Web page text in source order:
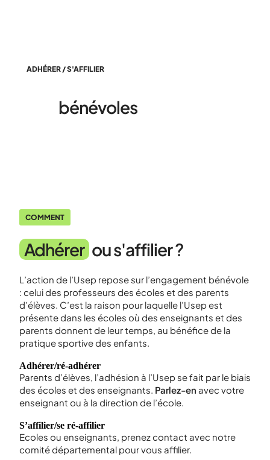
ADHÉRER / S'AFFILIER
bénévoles
COMMENT
Adhérer ou s'affilier ?
L’action de l’Usep repose sur l’engagement bénévole
: celui des professeurs des écoles et des parents
d’élèves. C’est la raison pour laquelle l’Usep est
présente dans les écoles où des enseignants et des
parents donnent de leur temps, au bénéfice de la
pratique sportive des enfants.
Adhérer/ré-adhérer
Parents d’élèves, l’adhésion à l’Usep se fait par le biais
des écoles et des enseignants. Parlez-en avec votre
enseignant ou à la direction de l’école.
S’affilier/se ré-affilier
Ecoles ou enseignants, prenez contact avec notre
comité départemental pour vous affilier.